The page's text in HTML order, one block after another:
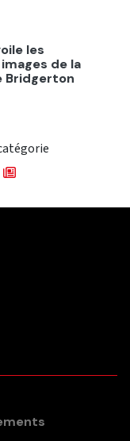
les
de la
Bridgerton